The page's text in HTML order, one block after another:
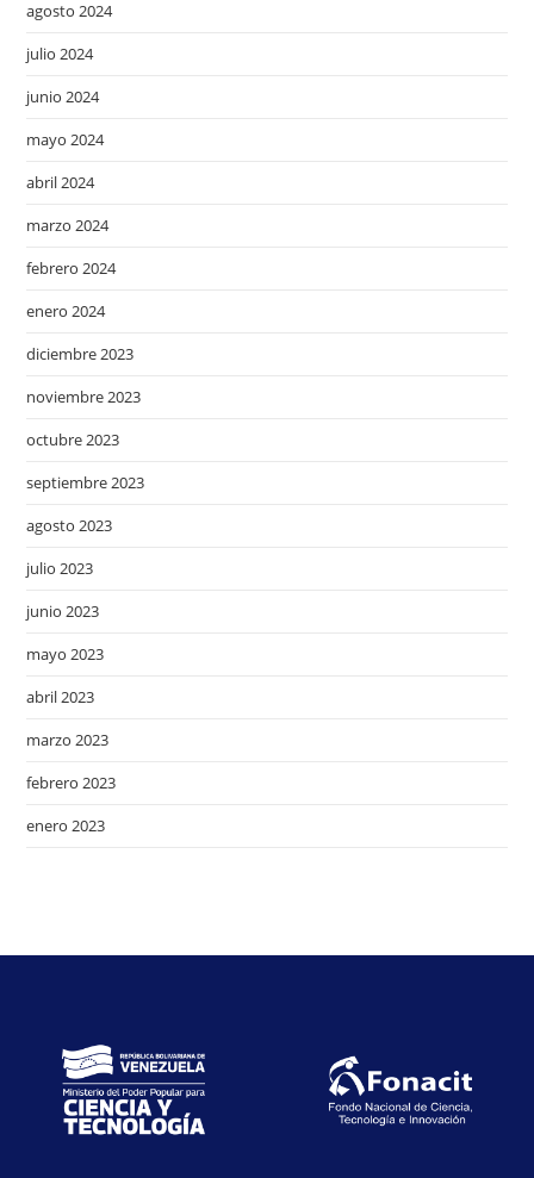
agosto 2024
julio 2024
junio 2024
mayo 2024
abril 2024
marzo 2024
febrero 2024
enero 2024
diciembre 2023
noviembre 2023
octubre 2023
septiembre 2023
agosto 2023
julio 2023
junio 2023
mayo 2023
abril 2023
marzo 2023
febrero 2023
enero 2023